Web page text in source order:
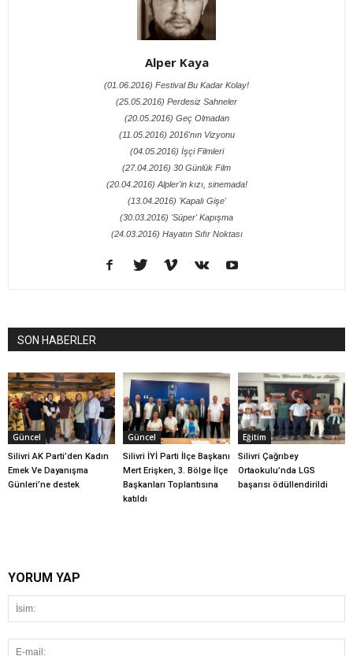
Alper Kaya
(01.06.2016) Festival Bu Kadar Kolay!
(25.05.2016) Perdesiz Sahneler
(20.05.2016) Geç Olmadan
(11.05.2016) 2016'nın Vizyonu
(04.05.2016) İşçi Filmleri
(27.04.2016) 30 Günlük Film
(20.04.2016) Alpler'in kızı, sinemada!
(13.04.2016) 'Kapalı Gişe'
(30.03.2016) 'Süper' Kapışma
(24.03.2016) Hayatın Sıfır Noktası
SON HABERLER
Güncel
Silivri AK Parti’den Kadın
Emek Ve Dayanışma
Günleri’ne destek
Güncel
Silivri İYİ Parti İlçe Başkanı
Mert Erişken, 3. Bölge İlçe
Başkanları Toplantısına
katıldı
Eğitim
Silivri Çağrıbey
Ortaokulu’nda LGS
başarısı ödüllendirildi
YORUM YAP